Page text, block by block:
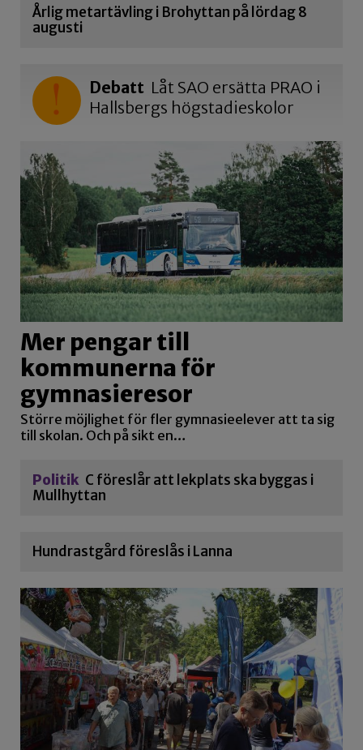
Årlig metartävling i Brohyttan på lördag 8
augusti
Debatt Låt SAO ersätta PRAO i
Hallsbergs högstadieskolor
Mer pengar till
kommunerna för
gymnasieresor
Större möjlighet för fler gymnasieelever att ta sig
till skolan. Och på sikt en…
Politik C föreslår att lekplats ska byggas i
Mullhyttan
Hundrastgård föreslås i Lanna